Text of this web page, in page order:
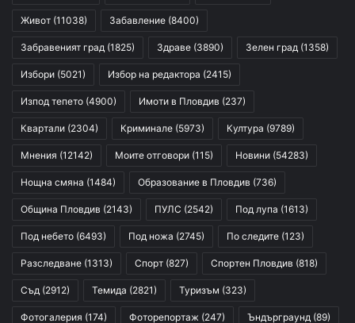
Живот (11038) Забавление (8400)
Забравеният град (1825) Здраве (3890) Зелен град (1358)
Избори (5021) Избор на редактора (2415)
Изпод тепето (4900) Имоти в Пловдив (237)
Квартали (2304) Криминале (5973) Култура (9789)
Мнения (12142) Моите отговори (115) Новини (54283)
Нощна смяна (1484) Образование в Пловдив (736)
Община Пловдив (2143) ПУЛС (2542) Под лупа (1613)
Под небето (6493) Под ножа (2745) По следите (123)
Разследване (1313) Спорт (827) Спортен Пловдив (818)
Съд (2912) Темида (2821) Туризъм (323)
Фотогалерия (174) Фоторепортаж (247) Ъндърграунд (89)